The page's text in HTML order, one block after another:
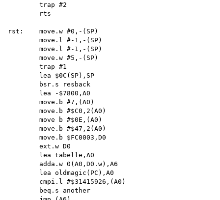
        trap #2
        rts
rst:    move.w #0,-(SP)
        move.l #-1,-(SP)
        move.l #-1,-(SP)
        move.w #5,-(SP)
        trap #1
        lea $0C(SP),SP
        bsr.s resback
        lea -$7800,A0
        move.b #7,(A0)
        move.b #$C0,2(A0)
        move b #$0E,(A0)
        move.b #$47,2(A0)
        move.b $FC0003,D0
        ext.w D0
        lea tabelle,A0
        adda.w 0(A0,D0.w),A6
        lea oldmagic(PC),A0
        cmpi.l #$31415926,(A0)
        beq.s another